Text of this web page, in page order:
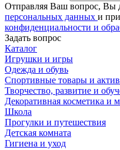
Отправляя Ваш вопрос, Вы
персональных данных и
конфиденциальности и
Задать вопрос
Каталог
Игрушки и игры
Одежда и обувь
Спортивные товары и
Творчество, развитие и
Декоративная косметика и
Школа
Прогулки и путешествия
Детская комната
Гигиена и уход